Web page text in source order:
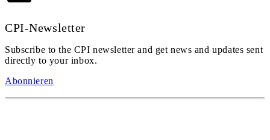
CPI-Newsletter
Subscribe to the CPI newsletter and get news and updates sent
directly to your inbox.
Abonnieren